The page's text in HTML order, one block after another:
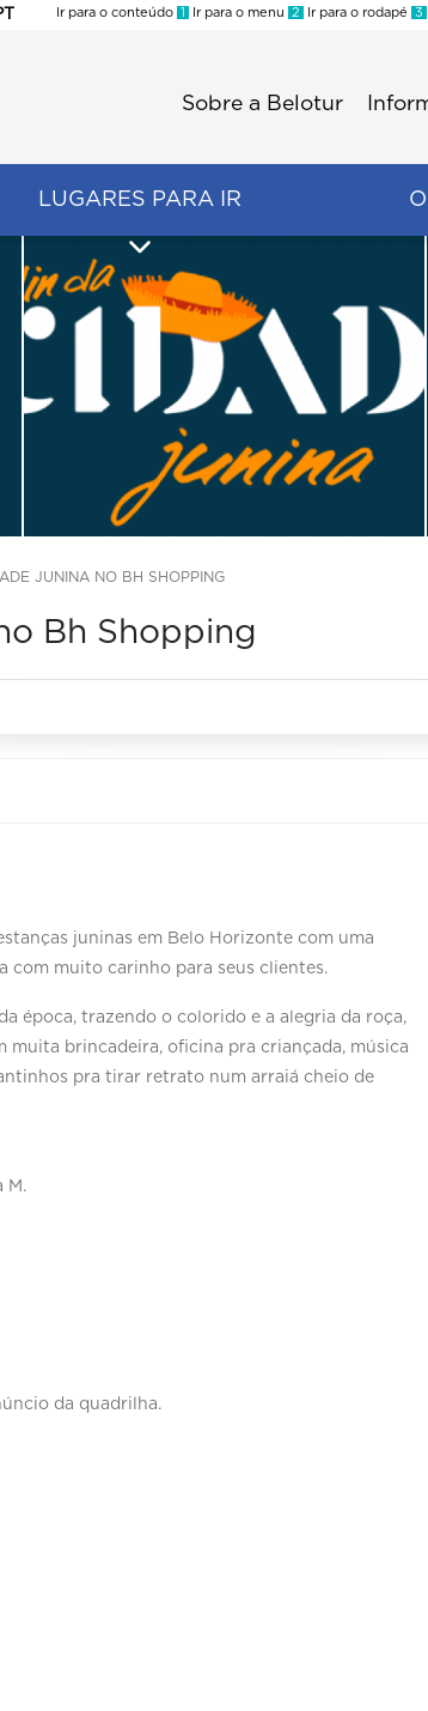
Ir para o conteúdo 1 Ir para o menu 2 Ir para o rodapé 3
Sobre a Belotur
LUGARES PARA IR
JUNINA NO BH SHOPPING
Bh Shopping
juninas em Belo Horizonte com uma
com muito carinho para seus clientes.
época, trazendo o colorido e a alegria da roça,
brincadeira, oficina pra criançada, música
pra tirar retrato num arraiá cheio de
M.
da quadrilha.